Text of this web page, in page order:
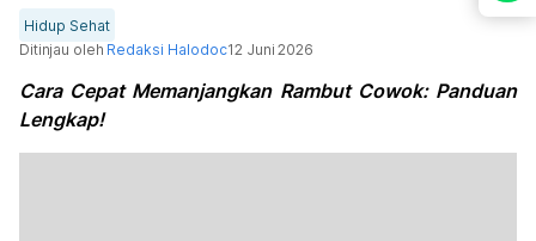
Hidup Sehat
Ditinjau oleh Redaksi Halodoc12 Juni 2026
Cara Cepat Memanjangkan Rambut Cowok: Panduan
Lengkap!